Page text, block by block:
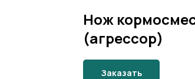
Нож
(агрессор)
Заказать